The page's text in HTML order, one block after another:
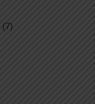
(7)